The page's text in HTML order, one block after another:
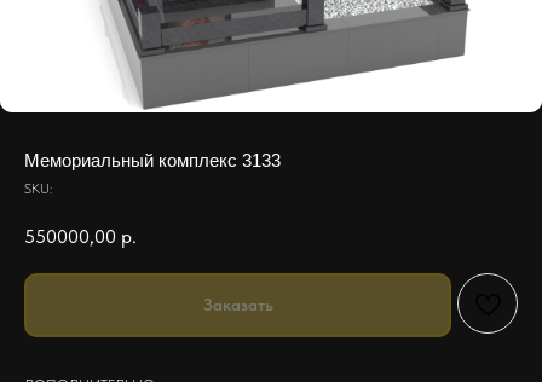
Мемориальный комплекс 3133
SKU:
550000,00 р.
Заказать